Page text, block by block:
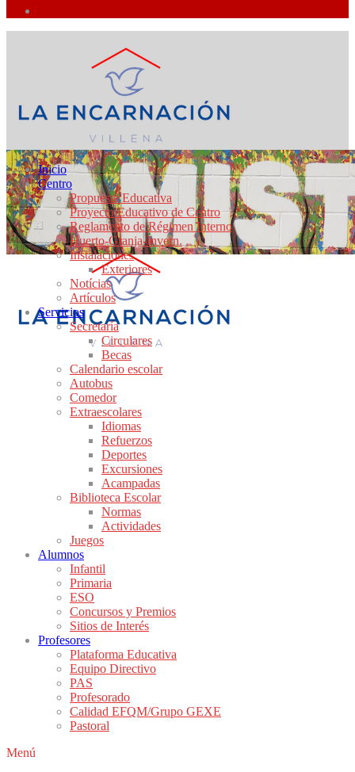
Inicio
Centro
Propuesta Educativa
Proyecto Educativo de Centro
Reglamento de Régimen Interno
Huerto-Granja-Invern.
Instalaciones
Exteriores
Notícias
Artículos
Servicios
Secretaría
Circulares
Becas
Calendario escolar
Autobus
Comedor
Extraescolares
Idiomas
Refuerzos
Deportes
Excursiones
Acampadas
Biblioteca Escolar
Normas
Actividades
Juegos
Alumnos
Infantil
Primaria
ESO
Concursos y Premios
Sitios de Interés
Profesores
Plataforma Educativa
Equipo Directivo
PAS
Profesorado
Calidad EFQM/Grupo GEXE
Pastoral
Menú